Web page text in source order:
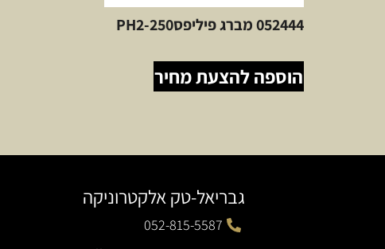
052444 מברג פיליפסPH2-250
הוספה להצעת מחיר
גבריאל-טק אלקטרוניקה
052-815-5587